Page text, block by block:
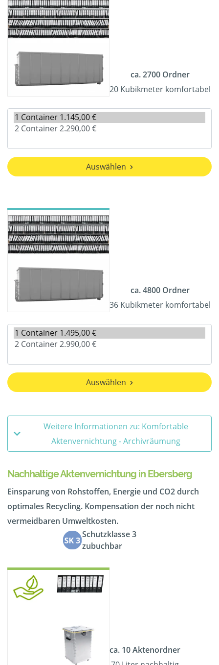
ca. 2700 Ordner
20 Kubikmeter komfortabel
Auswählen
ca. 4800 Ordner
36 Kubikmeter komfortabel
Auswählen
Weitere Informationen zu: Komfortable
Aktenvernichtung - Archivräumung
Nachhaltige Aktenvernichtung in Ebersberg
Einsparung von Rohstoffen, Energie und CO2 durch
optimales Recycling. Kompensation der noch nicht
vermeidbaren Umweltkosten.
Schutzklasse 3
zubuchbar
ca. 10 Aktenordner